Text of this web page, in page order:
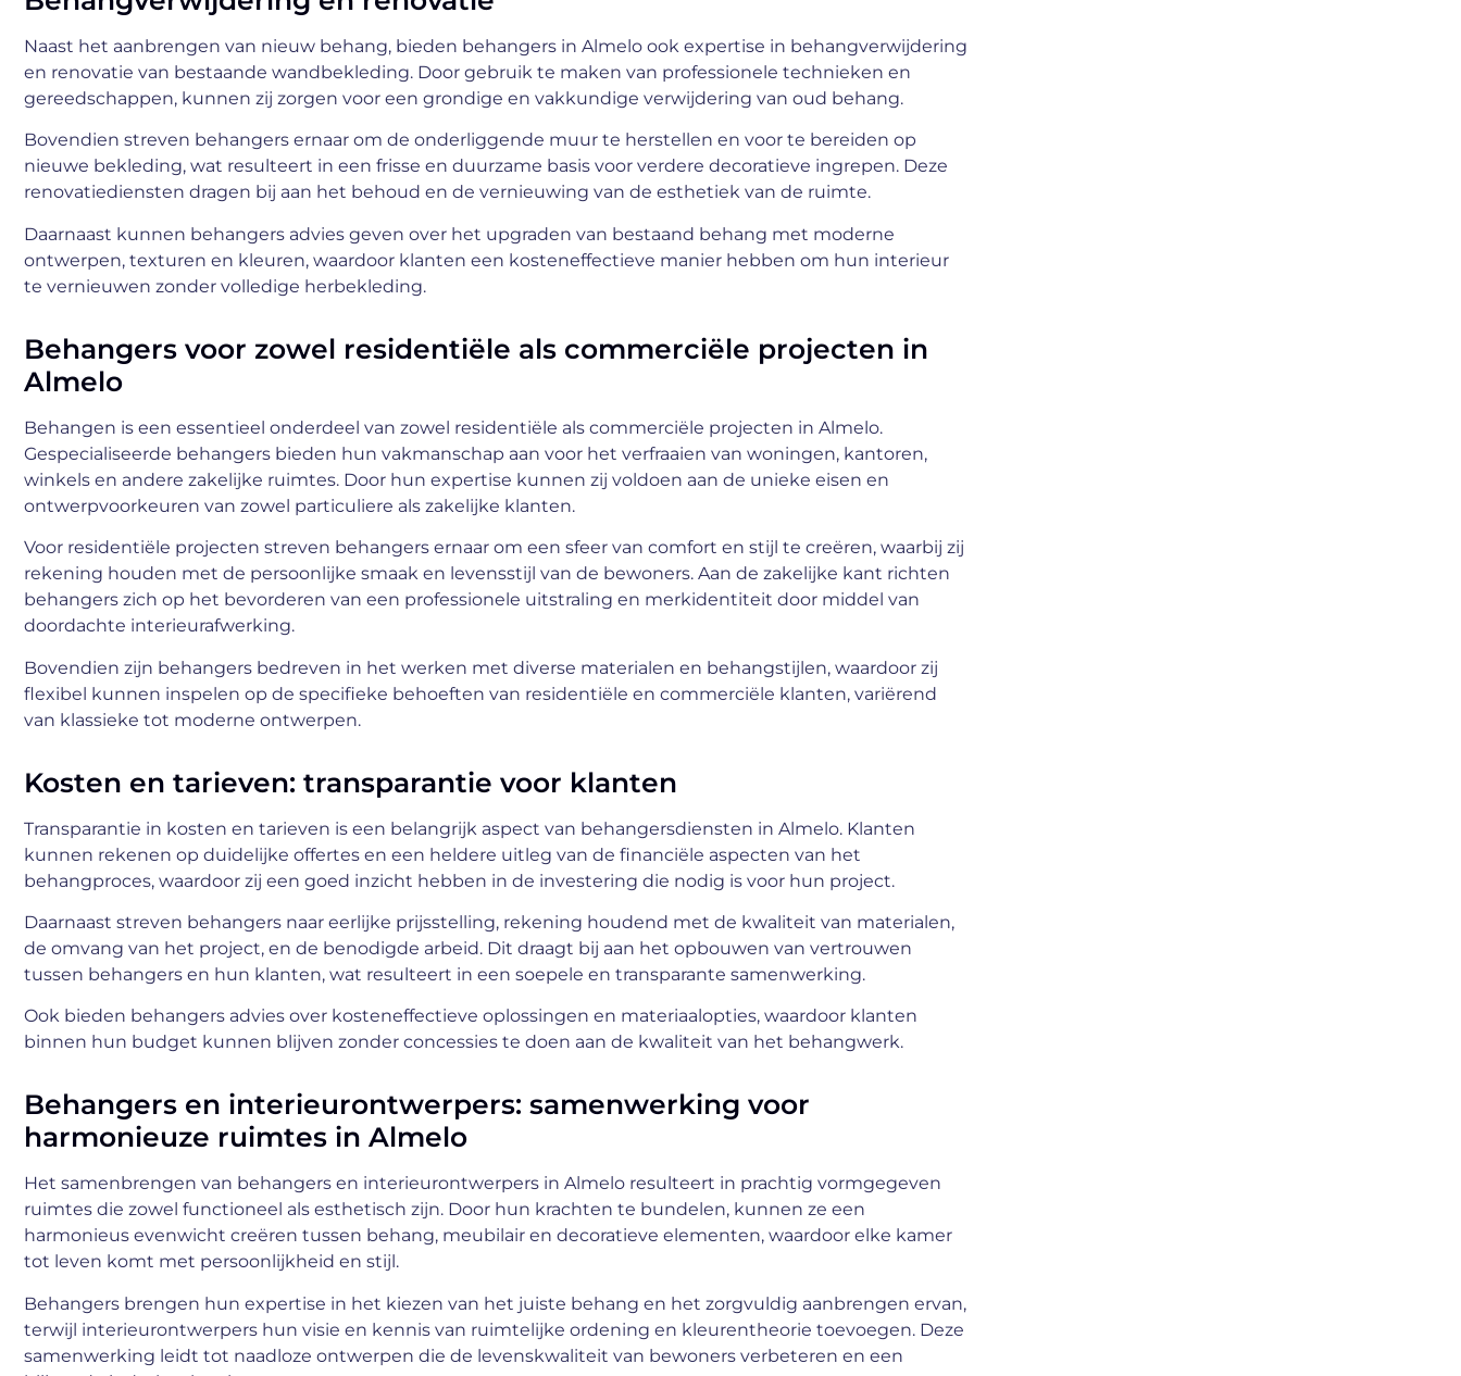
Naast het aanbrengen van nieuw behang, bieden behangers in Almelo ook expertise in behangverwijdering
en renovatie van bestaande wandbekleding. Door gebruik te maken van professionele technieken en
gereedschappen, kunnen zij zorgen voor een grondige en vakkundige verwijdering van oud behang.
Bovendien streven behangers ernaar om de onderliggende muur te herstellen en voor te bereiden op
nieuwe bekleding, wat resulteert in een frisse en duurzame basis voor verdere decoratieve ingrepen. Deze
renovatiediensten dragen bij aan het behoud en de vernieuwing van de esthetiek van de ruimte.
Daarnaast kunnen behangers advies geven over het upgraden van bestaand behang met moderne
ontwerpen, texturen en kleuren, waardoor klanten een kosteneffectieve manier hebben om hun interieur
te vernieuwen zonder volledige herbekleding.
Behangers voor zowel residentiële als commerciële projecten in
Almelo
Behangen is een essentieel onderdeel van zowel residentiële als commerciële projecten in Almelo.
Gespecialiseerde behangers bieden hun vakmanschap aan voor het verfraaien van woningen, kantoren,
winkels en andere zakelijke ruimtes. Door hun expertise kunnen zij voldoen aan de unieke eisen en
ontwerpvoorkeuren van zowel particuliere als zakelijke klanten.
Voor residentiële projecten streven behangers ernaar om een sfeer van comfort en stijl te creëren, waarbij zij
rekening houden met de persoonlijke smaak en levensstijl van de bewoners. Aan de zakelijke kant richten
behangers zich op het bevorderen van een professionele uitstraling en merkidentiteit door middel van
doordachte interieurafwerking.
Bovendien zijn behangers bedreven in het werken met diverse materialen en behangstijlen, waardoor zij
flexibel kunnen inspelen op de specifieke behoeften van residentiële en commerciële klanten, variërend
van klassieke tot moderne ontwerpen.
Kosten en tarieven: transparantie voor klanten
Transparantie in kosten en tarieven is een belangrijk aspect van behangersdiensten in Almelo. Klanten
kunnen rekenen op duidelijke offertes en een heldere uitleg van de financiële aspecten van het
behangproces, waardoor zij een goed inzicht hebben in de investering die nodig is voor hun project.
Daarnaast streven behangers naar eerlijke prijsstelling, rekening houdend met de kwaliteit van materialen,
de omvang van het project, en de benodigde arbeid. Dit draagt bij aan het opbouwen van vertrouwen
tussen behangers en hun klanten, wat resulteert in een soepele en transparante samenwerking.
Ook bieden behangers advies over kosteneffectieve oplossingen en materiaalopties, waardoor klanten
binnen hun budget kunnen blijven zonder concessies te doen aan de kwaliteit van het behangwerk.
Behangers en interieurontwerpers: samenwerking voor
harmonieuze ruimtes in Almelo
Het samenbrengen van behangers en interieurontwerpers in Almelo resulteert in prachtig vormgegeven
ruimtes die zowel functioneel als esthetisch zijn. Door hun krachten te bundelen, kunnen ze een
harmonieus evenwicht creëren tussen behang, meubilair en decoratieve elementen, waardoor elke kamer
tot leven komt met persoonlijkheid en stijl.
Behangers brengen hun expertise in het kiezen van het juiste behang en het zorgvuldig aanbrengen ervan,
terwijl interieurontwerpers hun visie en kennis van ruimtelijke ordening en kleurentheorie toevoegen. Deze
samenwerking leidt tot naadloze ontwerpen die de levenskwaliteit van bewoners verbeteren en een